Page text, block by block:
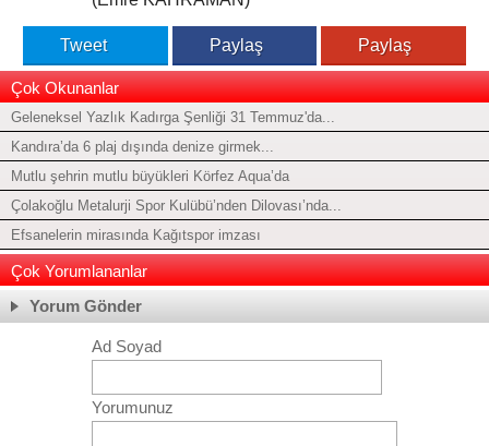
Tweet Paylaş Paylaş
Çok Okunanlar
Geleneksel Yazlık Kadırga Şenliği 31 Temmuz'da...
Kandıra’da 6 plaj dışında denize girmek...
Mutlu şehrin mutlu büyükleri Körfez Aqua’da
Çolakoğlu Metalurji Spor Kulübü’nden Dilovası’nda...
Efsanelerin mirasında Kağıtspor imzası
Çok Yorumlananlar
Yorum Gönder
Ad Soyad
Yorumunuz